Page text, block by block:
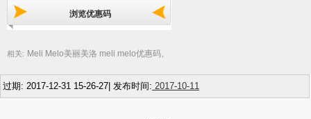
浏览优惠码
相关: Meli Melo美丽美洛 meli melo优惠码
过期: 2017-12-31 15-26-27| 发布时间: 2017-10-11